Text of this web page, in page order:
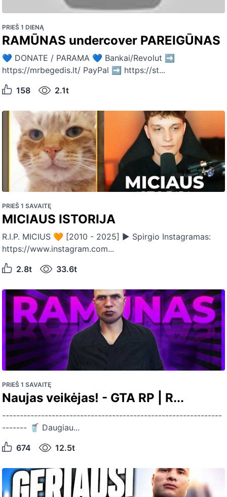
PRIEŠ 1 DIENĄ
RAMŪNAS undercover PAREIGŪNAS
💙 DONATE / PARAMA 💙 Bankai/Revolut ➡
https://mrbegedis.lt/ PayPal ➡ https://st...
158
2.1t
PRIEŠ 1 SAVAITĘ
MICIAUS ISTORIJA
R.I.P. MICIUS 🧡 [2010 - 2025] ▶ Spirgio Instagramas:
https://www.instagram.com...
2.8t
33.6t
PRIEŠ 1 SAVAITĘ
Naujas veikėjas! - GTA RP | R...
--------------------------------------------------------------
------- 🥤 Daugiau...
674
12.5t